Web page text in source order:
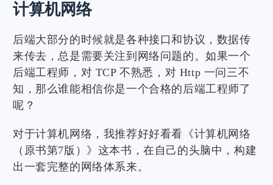
计算机网络
后端大部分的时候就是各种接口和协议，数据传
来传去，总是需要关注到网络问题的。如果一个
后端工程师，对 TCP 不熟悉，对 Http 一问三不
知，那么谁能相信你是一个合格的后端工程师了
呢？
对于计算机网络，我推荐好好看看《计算机网络
（原书第7版）》这本书，在自己的头脑中，构建
出一套完整的网络体系来。